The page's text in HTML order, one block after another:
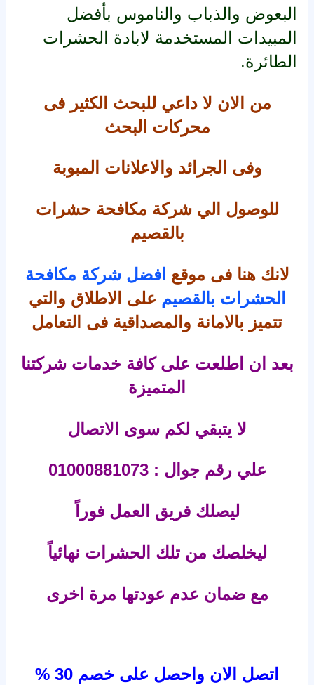
البعوض والذباب والناموس بأفضل
المبيدات المستخدمة لابادة الحشرات
الطائرة.
من الان لا داعي للبحث الكثير فى
محركات البحث
وفى الجرائد والاعلانات المبوبة
للوصول الي شركة مكافحة حشرات
بالقصيم
لانك هنا فى موقع افضل شركة مكافحة
الحشرات بالقصيم على الاطلاق والتي
تتميز بالامانة والمصداقية فى التعامل
بعد ان اطلعت على كافة خدمات شركتنا
المتميزة
لا يتبقي لكم سوى الاتصال
علي رقم جوال : 01000881073
ليصلك فريق العمل فوراً
ليخلصك من تلك الحشرات نهائياً
مع ضمان عدم عودتها مرة اخرى
اتصل الان واحصل على خصم 30 %